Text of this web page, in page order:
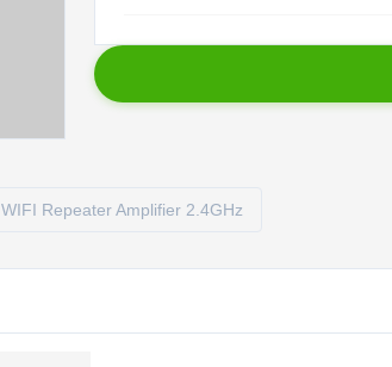
WIFI Repeater Amplifier 2.4GHz